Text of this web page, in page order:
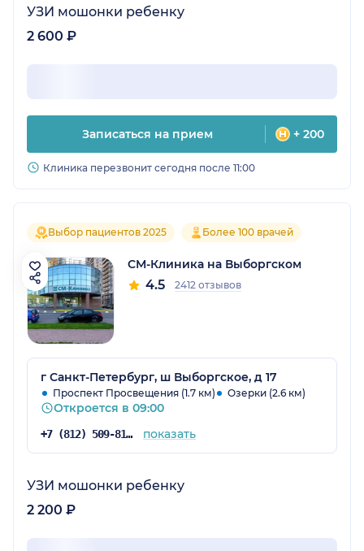
УЗИ мошонки ребенку
2 600 ₽
Записаться на прием + 200
Клиника перезвонит сегодня после 11:00
Выбор пациентов 2025 Более 100 врачей
СМ-Клиника на Выборгском
4.5 2412 отзывов
г Санкт-Петербург, ш Выборгское, д 17
Проспект Просвещения (1.7 км) Озерки (2.6 км)
Откроется в 09:00
+7 (812) 509-81-68 показать
УЗИ мошонки ребенку
2 200 ₽